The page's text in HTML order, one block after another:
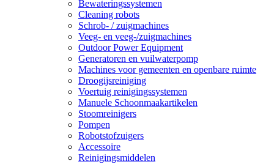
Bewateringssystemen
Cleaning robots
Schrob- / zuigmachines
Veeg- en veeg-/zuigmachines
Outdoor Power Equipment
Generatoren en vuilwaterpomp
Machines voor gemeenten en openbare ruimte
Droogijsreiniging
Voertuig reinigingssystemen
Manuele Schoonmaakartikelen
Stoomreinigers
Pompen
Robotstofzuigers
Accessoire
Reinigingsmiddelen